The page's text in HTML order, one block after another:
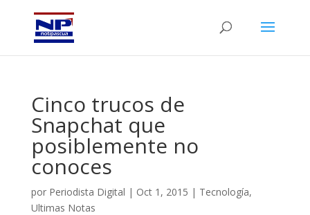
Cinco trucos de
Snapchat que
posiblemente no
conoces
por Periodista Digital | Oct 1, 2015 | Tecnología,
Ultimas Notas